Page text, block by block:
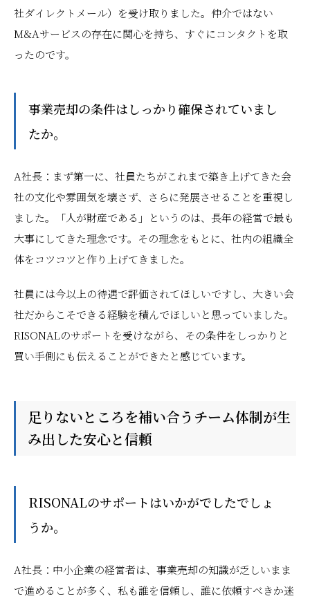
社ダイレクトメール）を受け取りました。仲介ではない
M&Aサービスの存在に関心を持ち、すぐにコンタクトを取
ったのです。
――事業売却の条件はしっかり確保されていまし
たか。
A社長：まず第一に、社員たちがこれまで築き上げてきた会
社の文化や雰囲気を壊さず、さらに発展させることを重視し
ました。「人が財産である」というのは、長年の経営で最も
大事にしてきた理念です。その理念をもとに、社内の組織全
体をコツコツと作り上げてきました。
社員には今以上の待遇で評価されてほしいですし、大きい会
社だからこそできる経験を積んでほしいと思っていました。
RISONALのサポートを受けながら、その条件をしっかりと
買い手側にも伝えることができたと感じています。
足りないところを補い合うチーム体制が生
み出した安心と信頼
――RISONALのサポートはいかがでしたでしょ
うか。
A社長：中小企業の経営者は、事業売却の知識が乏しいまま
で進めることが多く、私も誰を信頼し、誰に依頼すべきか迷